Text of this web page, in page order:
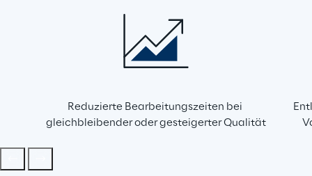
Reduzierte Bearbeitungszeiten bei
gleichbleibender oder gesteigerter Qualität